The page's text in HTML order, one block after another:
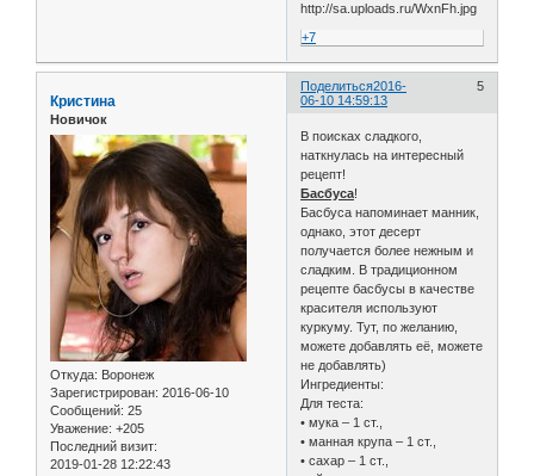
+7
Поделиться 5
2016-
06-10 14:59:13
Кристина
Новичок
Откуда: Воронеж
Зарегистрирован: 2016-06-10
Сообщений: 25
Уважение: +205
Последний визит:
2019-01-28 12:22:43
В поисках сладкого,
наткнулась на интересный
рецепт!
Басбуса!
Басбуса напоминает манник,
однако, этот десерт
получается более нежным и
сладким. В традиционном
рецепте басбусы в качестве
красителя используют
куркуму. Тут, по желанию,
можете добавлять её, можете
не добавлять)
Ингредиенты:
Для теста:
• мука – 1 ст.,
• манная крупа – 1 ст.,
• сахар – 1 ст.,